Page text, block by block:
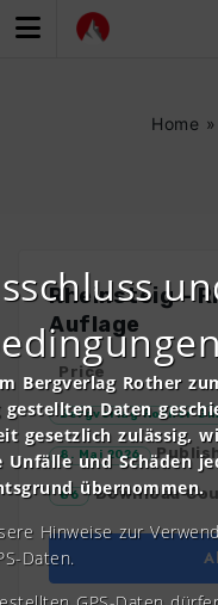
Inhalt
Home »
Rheinsteig –
Auflage
Price
Bergverlag Rother
8. Mai 2026
86 Download
Bergverlag Rother
Daten
gesetzlich zulässig,
und Schäden
übernommen.
Hinweise zur
Daten.